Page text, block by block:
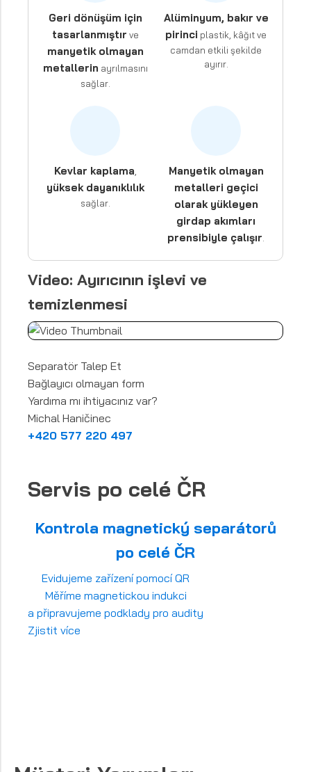
Geri dönüşüm için
tasarlanmıştır ve
manyetik olmayan
metallerin ayrılmasını
sağlar.
Alüminyum, bakır ve
pirinci plastik, kâğıt ve
camdan etkili şekilde
ayırır.
Kevlar kaplama
yüksek dayanıklılık
sağlar.
Manyetik olmayan
metalleri geçici
olarak yükleyen
girdap akımları
prensibiyle çalışır
Video: Ayırıcının işlevi ve
temizlenmesi
Separatör Talep Et
Bağlayıcı olmayan form
Yardıma mı ihtiyacınız var?
Michal Haničinec
+420 577 220 497
Servis po celé ČR
Kontrola magnetický separátorů
po celé ČR
Evidujeme zařízení pomocí QR
Měříme magnetickou indukci
a připravujeme podklady pro audity
Zjistit více